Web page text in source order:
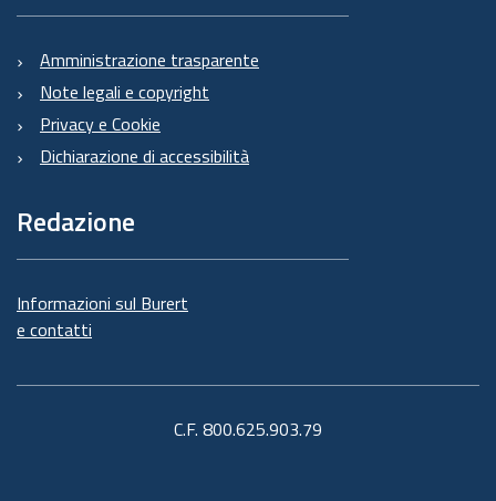
Amministrazione trasparente
Note legali e copyright
Privacy e Cookie
Dichiarazione di accessibilità
Redazione
Informazioni sul Burert
e contatti
C.F. 800.625.903.79